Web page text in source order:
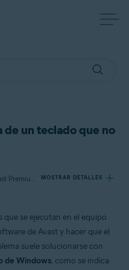
un teclado que no
Se aplica a Avast One para Windows, Avast Premium Security para Windows, Avast Free Antivirus para Windows MOSTRAR DETALLES
que se ejecutan en el equipo
de Avast y hacer que el
suele solucionarse con
de Windows, como se indica